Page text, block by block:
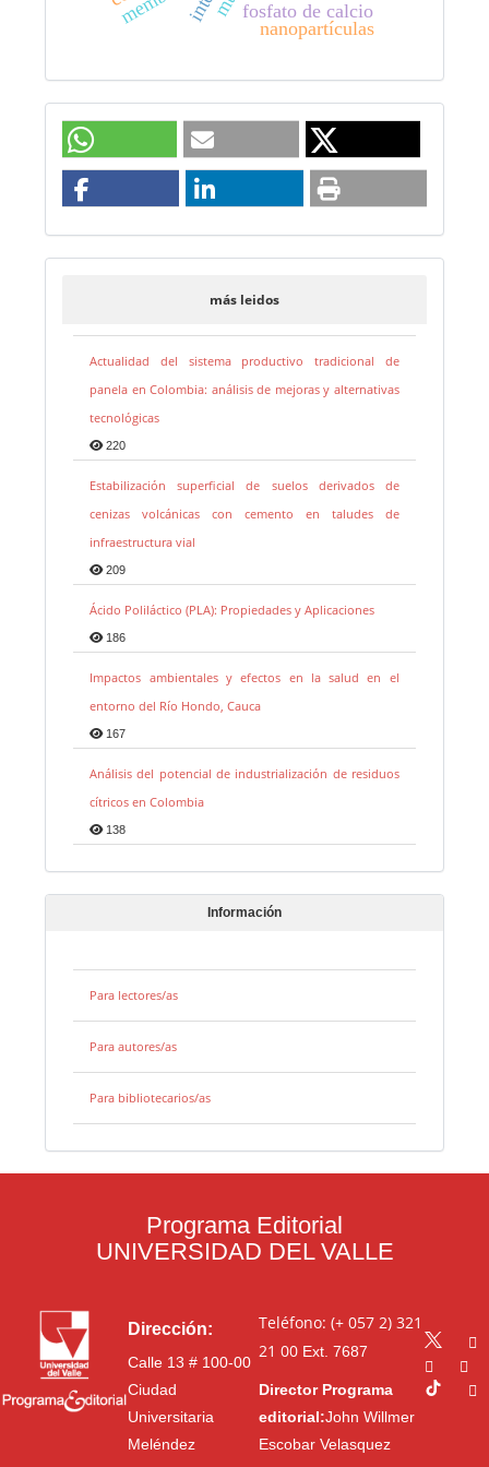
fosfato de calcio
nanopartículas
más leidos
Actualidad del sistema productivo tradicional de
panela en Colombia: análisis de mejoras y alternativas
tecnológicas
220
Estabilización superficial de suelos derivados de
cenizas volcánicas con cemento en taludes de
infraestructura vial
209
Ácido Poliláctico (PLA): Propiedades y Aplicaciones
186
Impactos ambientales y efectos en la salud en el
entorno del Río Hondo, Cauca
167
Análisis del potencial de industrialización de residuos
cítricos en Colombia
138
Información
Para lectores/as
Para autores/as
Para bibliotecarios/as
Programa Editorial
UNIVERSIDAD DEL VALLE
Dirección:
Calle 13 # 100-00
Ciudad
Universitaria
Meléndez
Teléfono: (+ 057 2) 321
21 00Ext. 7687
Director Programa
editorial:John Willmer
Escobar Velasquez